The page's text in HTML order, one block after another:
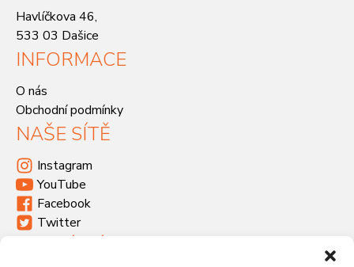
Havlíčkova 46,
533 03 Dašice
INFORMACE
O nás
Obchodní podmínky
NAŠE SÍTĚ
Instagram
YouTube
Facebook
Twitter